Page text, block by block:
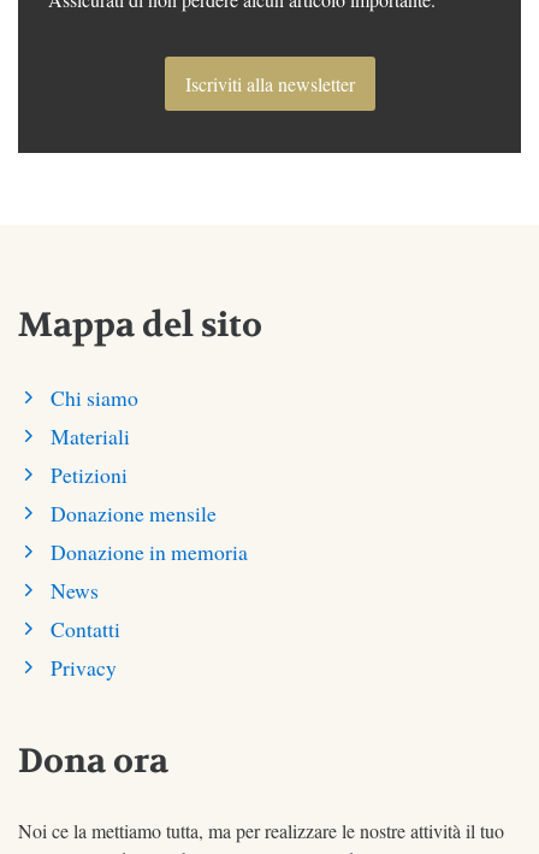
Iscriviti alla newsletter
Mappa del sito
Chi siamo
Materiali
Petizioni
Donazione mensile
Donazione in memoria
News
Contatti
Privacy
Dona ora
Noi ce la mettiamo tutta, ma per realizzare le nostre attività il tuo